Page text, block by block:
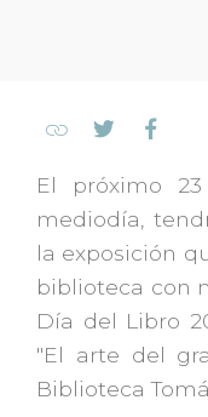
El próximo
mediodía,
la exposición
biblioteca con
Día del Libro
"El arte del
Biblioteca